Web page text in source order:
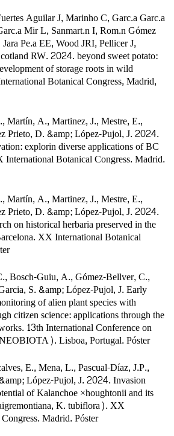
Aguilar J, Marinho C, Garc.a Garc.a
Mir L, Sanmart.n I, Rom.n Gómez
Pe.a EE, Wood JRI, Pellicer J,
RW. 2024. beyond sweet potato:
of storage roots in wild
Botanical Congress, Madrid,
Martín, A., Martinez, J., Mestre, E.,
Prieto, D. &amp; López-Pujol, J. 2024.
explorin diverse applications of BC
Botanical Congress. Madrid.
Martín, A., Martinez, J., Mestre, E.,
Prieto, D. &amp; López-Pujol, J. 2024.
on historical herbaria preserved in the
XX International Botanical
Bosch-Guiu, A., Gómez-Bellver, C.,
S. &amp; López-Pujol, J. Early
of alien plant species with
citizen science: applications through the
13th International Conference on
Lisboa, Portugal. Póster
E., Mena, L., Pascual-Díaz, J.P.,
López-Pujol, J. 2024. Invasion
of Kalanchoe ×houghtonii and its
K. tubiflora). XX
Madrid. Póster